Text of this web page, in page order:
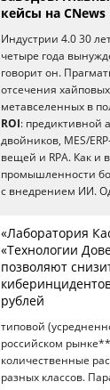
кейсы на
Индустрии 4.0 30
четыре года
говорит он.
отсечения
метавселенных в
ROI: предиктивной
двойников, MES/
вещей и RPA. Как и
промышленности
с внедрением ИИ.
«Лаборатория
«Технологии
позволяют
рублей
типовой
российском
количественные
разных классов.